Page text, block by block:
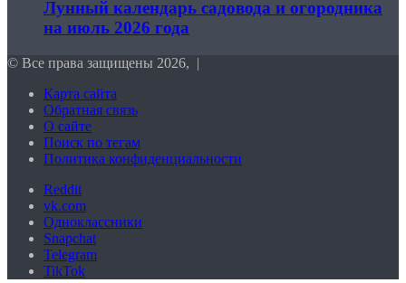
Лунный календарь садовода и огородника
на июль 2026 года
© Все права защищены 2026, |
Карта сайта
Обратная связь
О сайте
Поиск по тегам
Политика конфиденциальности
Reddit
vk.com
Одноклассники
Snapchat
Telegram
TikTok